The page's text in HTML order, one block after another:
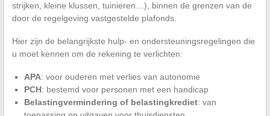
strijken, kleine klussen, tuinieren…), binnen de grenzen van de
door de regelgeving vastgestelde plafonds.
Hier zijn de belangrijkste hulp- en ondersteuningsregelingen die
u moet kennen om de rekening te verlichten:
APA: voor ouderen met verlies van autonomie
PCH: bestemd voor personen met een handicap
Belastingvermindering of belastingkrediet: van